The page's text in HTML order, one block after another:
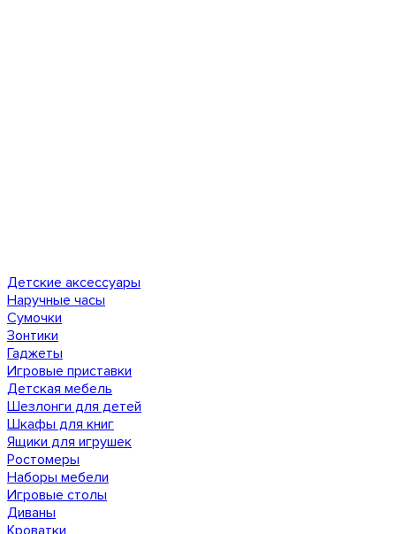
Детские аксессуары
Наручные часы
Сумочки
Зонтики
Гаджеты
Игровые приставки
Детская мебель
Шезлонги для детей
Шкафы для книг
Ящики для игрушек
Ростомеры
Наборы мебели
Игровые столы
Диваны
Кроватки